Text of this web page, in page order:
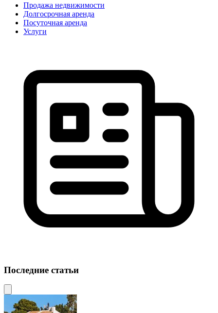
Продажа недвижимости
Долгосрочная аренда
Посуточная аренда
Услуги
Последние статьи